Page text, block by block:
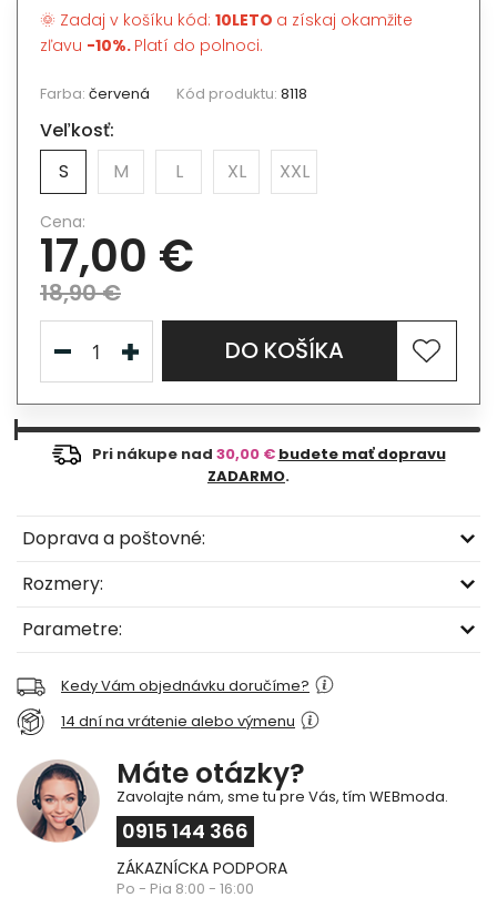
🌞 Zadaj v košíku kód: 10LETO a získaj okamžite
zľavu -10%. Platí do polnoci.
Farba: červená Kód produktu: 8118
Veľkosť:
S
M L XL XXL
Cena:
17,00 €
18,90 €
DO KOŠÍKA
Pri nákupe nad 30,00 € budete mať dopravu
ZADARMO.
Doprava a poštovné:
Rozmery:
Parametre:
Kedy Vám objednávku doručíme?
14 dní na vrátenie alebo výmenu
Máte otázky?
Zavolajte nám, sme tu pre Vás, tím WEBmoda.
0915 144 366
ZÁKAZNÍCKA PODPORA
Po - Pia 8:00 - 16:00